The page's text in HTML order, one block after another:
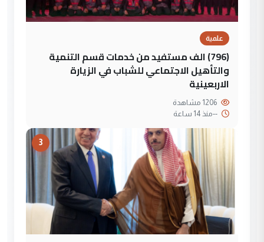
علمية
(796) الف مستفيد من خدمات قسم التنمية
والتأهيل الاجتماعي للشباب في الزيارة
الاربعينية
--منذ 14 ساعة
3